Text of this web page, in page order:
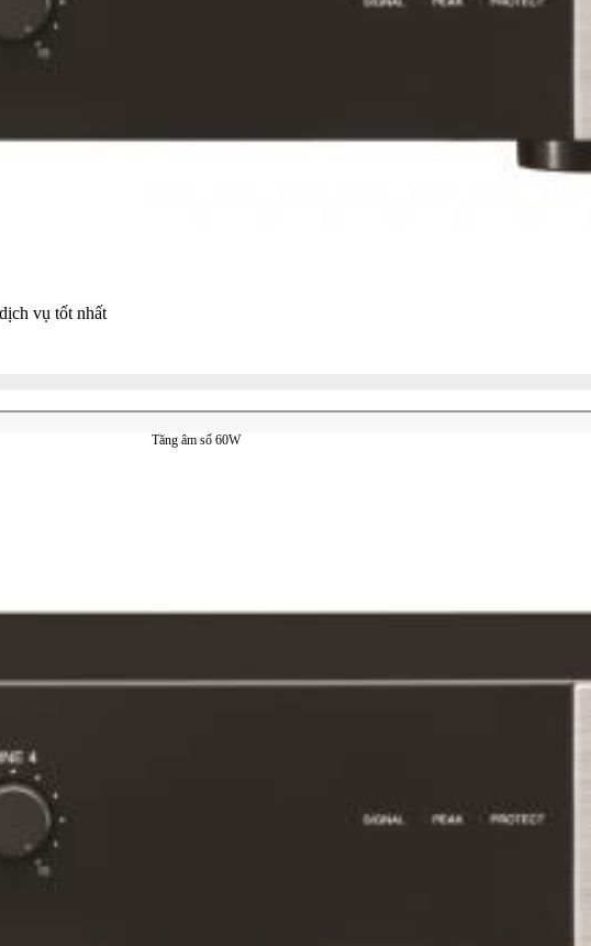
Tăng âm số 60W
vụ tốt nhất